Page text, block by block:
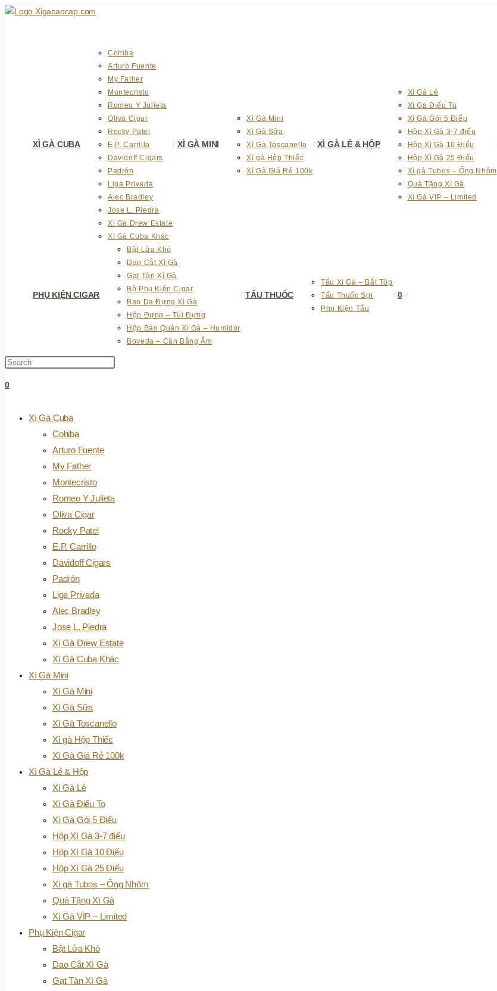
Skip
XÌ GÀ CUBA
Cohiba
Arturo Fuente
My Father
Montecristo
Romeo Y Julieta
Oliva Cigar
Rocky Patel
E.P. Carrillo
Davidoff Cigars
Padrón
Liga Privada
Alec Bradley
Jose L. Piedra
Xì Gà Drew Estate
Xì Gà Cuba Khác
XÌ GÀ MINI
Xì Gà Mini
Xì Gà Sữa
Xì Gà Toscanello
Xì gà Hộp Thiếc
Xì Gà Giá Rẻ 100k
XÌ GÀ LẺ & HỘP
Xì Gà Lẻ
Xì Gà Điếu To
Xì Gà Gói 5 Điếu
Hộp Xì Gà 3-7 điếu
Hộp Xì Gà 10 Điếu
Hộp Xì Gà 25 Điếu
Xì gà Tubos – Ống Nhôm
Quà Tặng Xì Gà
Xì Gà VIP – Limited
PHỤ KIỆN CIGAR
Bật Lửa Khò
Dao Cắt Xì Gà
Gạt Tàn Xì Gà
Bộ Phụ Kiện Cigar
Bao Da Đựng Xì Gà
Hộp Đựng – Túi Đựng
Hộp Bảo Quản Xì Gà – Humidor
Boveda – Cân Bằng Ẩm
TẨU THUỐC
Tẩu Xì Gà – Bắt Tóp
Tẩu Thuốc Sợi
Phụ Kiện Tẩu
0
0
Xì Gà Cuba
Cohiba
Arturo Fuente
My Father
Montecristo
Romeo Y Julieta
Oliva Cigar
Rocky Patel
E.P. Carrillo
Davidoff Cigars
Padrón
Liga Privada
Alec Bradley
Jose L. Piedra
Xì Gà Drew Estate
Xì Gà Cuba Khác
Xì Gà Mini
Xì Gà Mini
Xì Gà Sữa
Xì Gà Toscanello
Xì gà Hộp Thiếc
Xì Gà Giá Rẻ 100k
Xì Gà Lẻ & Hộp
Xì Gà Lẻ
Xì Gà Điếu To
Xì Gà Gói 5 Điếu
Hộp Xì Gà 3-7 điếu
Hộp Xì Gà 10 Điếu
Hộp Xì Gà 25 Điếu
Xì gà Tubos – Ống Nhôm
Quà Tặng Xì Gà
Xì Gà VIP – Limited
Phụ Kiện Cigar
Bật Lửa Khò
Dao Cắt Xì Gà
Gạt Tàn Xì Gà